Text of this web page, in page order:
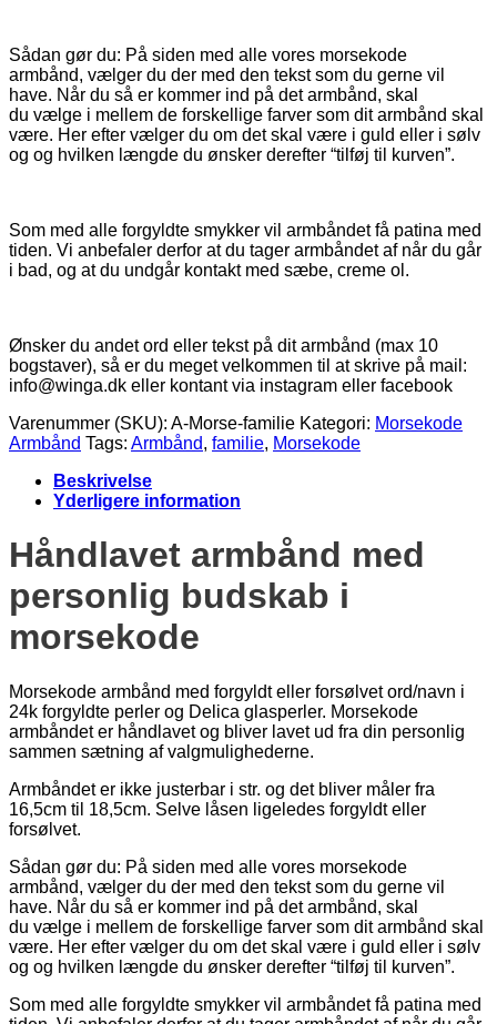
Sådan gør du: På siden med alle vores morsekode
armbånd, vælger du der med den tekst som du gerne vil
have. Når du så er kommer ind på det armbånd, skal
du vælge i mellem de forskellige farver som dit armbånd skal
være. Her efter vælger du om det skal være i guld eller i sølv
og og hvilken længde du ønsker derefter “tilføj til kurven”.
Som med alle forgyldte smykker vil armbåndet få patina med
tiden. Vi anbefaler derfor at du tager armbåndet af når du går
i bad, og at du undgår kontakt med sæbe, creme ol.
Ønsker du andet ord eller tekst på dit armbånd (max 10
bogstaver), så er du meget velkommen til at skrive på mail:
info@winga.dk eller kontant via instagram eller facebook
Varenummer (SKU): A-Morse-familie Kategori: Morsekode
Armbånd Tags: Armbånd, familie, Morsekode
Beskrivelse
Yderligere information
Håndlavet armbånd med
personlig budskab i
morsekode
Morsekode armbånd med forgyldt eller forsølvet ord/navn i
24k forgyldte perler og Delica glasperler. Morsekode
armbåndet er håndlavet og bliver lavet ud fra din personlig
sammen sætning af valgmulighederne.
Armbåndet er ikke justerbar i str. og det bliver måler fra
16,5cm til 18,5cm. Selve låsen ligeledes forgyldt eller
forsølvet.
Sådan gør du: På siden med alle vores morsekode
armbånd, vælger du der med den tekst som du gerne vil
have. Når du så er kommer ind på det armbånd, skal
du vælge i mellem de forskellige farver som dit armbånd skal
være. Her efter vælger du om det skal være i guld eller i sølv
og og hvilken længde du ønsker derefter “tilføj til kurven”.
Som med alle forgyldte smykker vil armbåndet få patina med